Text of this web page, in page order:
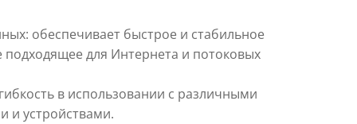
обеспечивает быстрое и стабильное
для Интернета и потоковых
в использовании с различными
и устройствами.